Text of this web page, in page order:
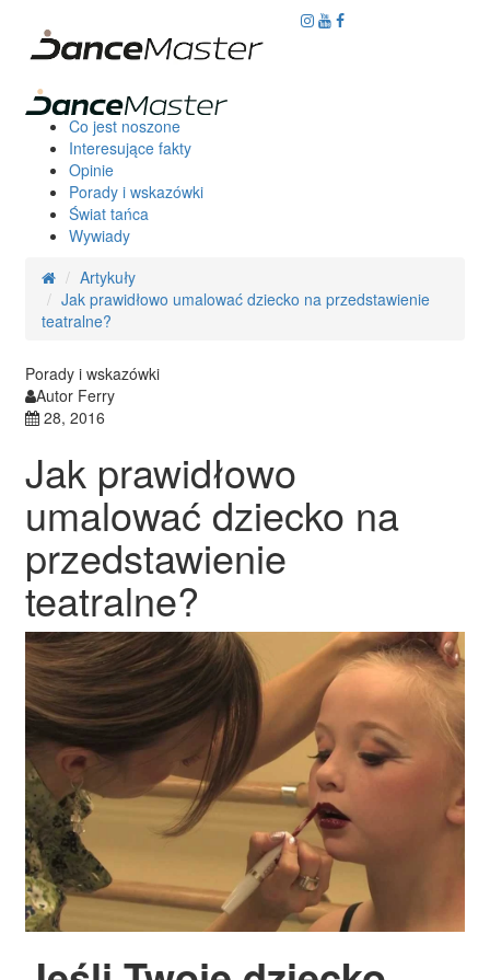
Co jest noszone
Interesujące fakty
Opinie
Porady i wskazówki
Świat tańca
Wywiady
Artykuły
Jak prawidłowo umalować dziecko na przedstawienie
teatralne?
Porady i wskazówki
Autor Ferry
28, 2016
Jak prawidłowo
umalować dziecko na
przedstawienie
teatralne?